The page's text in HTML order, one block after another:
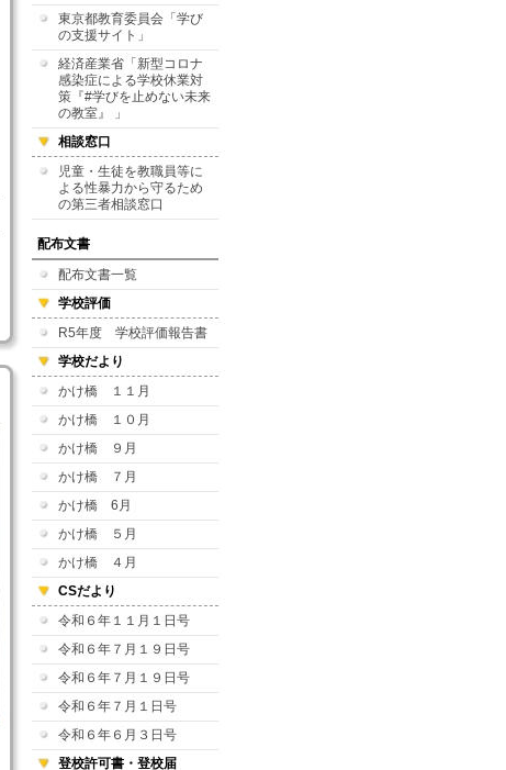
東京都教育委員会「学び
の支援サイト」
経済産業省「新型コロナ
感染症による学校休業対
策『#学びを止めない未来
の教室』 」
相談窓口
児童・生徒を教職員等に
よる性暴力から守るため
の第三者相談窓口
配布文書
配布文書一覧
学校評価
R5年度 学校評価報告書
学校だより
かけ橋 １１月
かけ橋 １０月
かけ橋 ９月
かけ橋 ７月
かけ橋 6月
かけ橋 ５月
かけ橋 ４月
CSだより
令和６年１１月１日号
令和６年７月１９日号
令和６年７月１９日号
令和６年７月１日号
令和６年６月３日号
登校許可書・登校届